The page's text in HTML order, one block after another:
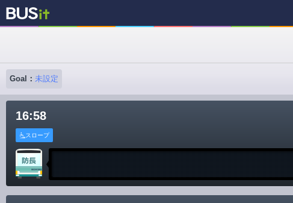
Goal： 未設定
16:58
スロープ